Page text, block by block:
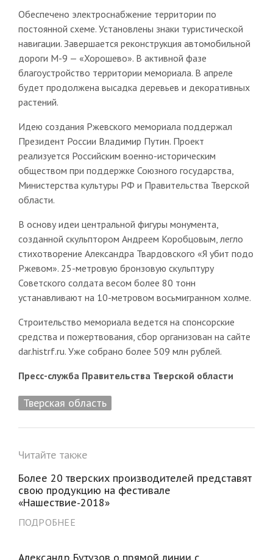
Обеспечено электроснабжение территории по
постоянной схеме. Установлены знаки туристической
навигации. Завершается реконструкция автомобильной
дороги М-9 — «Хорошево». В активной фазе
благоустройство территории мемориала. В апреле
будет продолжена высадка деревьев и декоративных
растений.
Идею создания Ржевского мемориала поддержал
Президент России Владимир Путин. Проект
реализуется Российским военно-историческим
обществом при поддержке Союзного государства,
Министерства культуры РФ и Правительства Тверской
области.
В основу идеи центральной фигуры монумента,
созданной скульптором Андреем Коробцовым, легло
стихотворение Александра Твардовского «Я убит подо
Ржевом». 25-метровую бронзовую скульптуру
Советского солдата весом более 80 тонн
устанавливают на 10-метровом восьмигранном холме.
Строительство мемориала ведется на спонсорские
средства и пожертвования, сбор организован на сайте
dar.histrf.ru. Уже собрано более 509 млн рублей.
Пресс-служба Правительства Тверской области
Тверская область
Читайте также
Более 20 тверских производителей представят
свою продукцию на фестивале
«Нашествие-2018»
ПОДРОБНЕЕ
Александр Бутузов о прямой линии с